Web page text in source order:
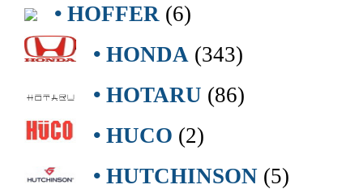
• HOFFER (6)
• HONDA (343)
• HOTARU (86)
• HUCO (2)
• HUTCHINSON (5)